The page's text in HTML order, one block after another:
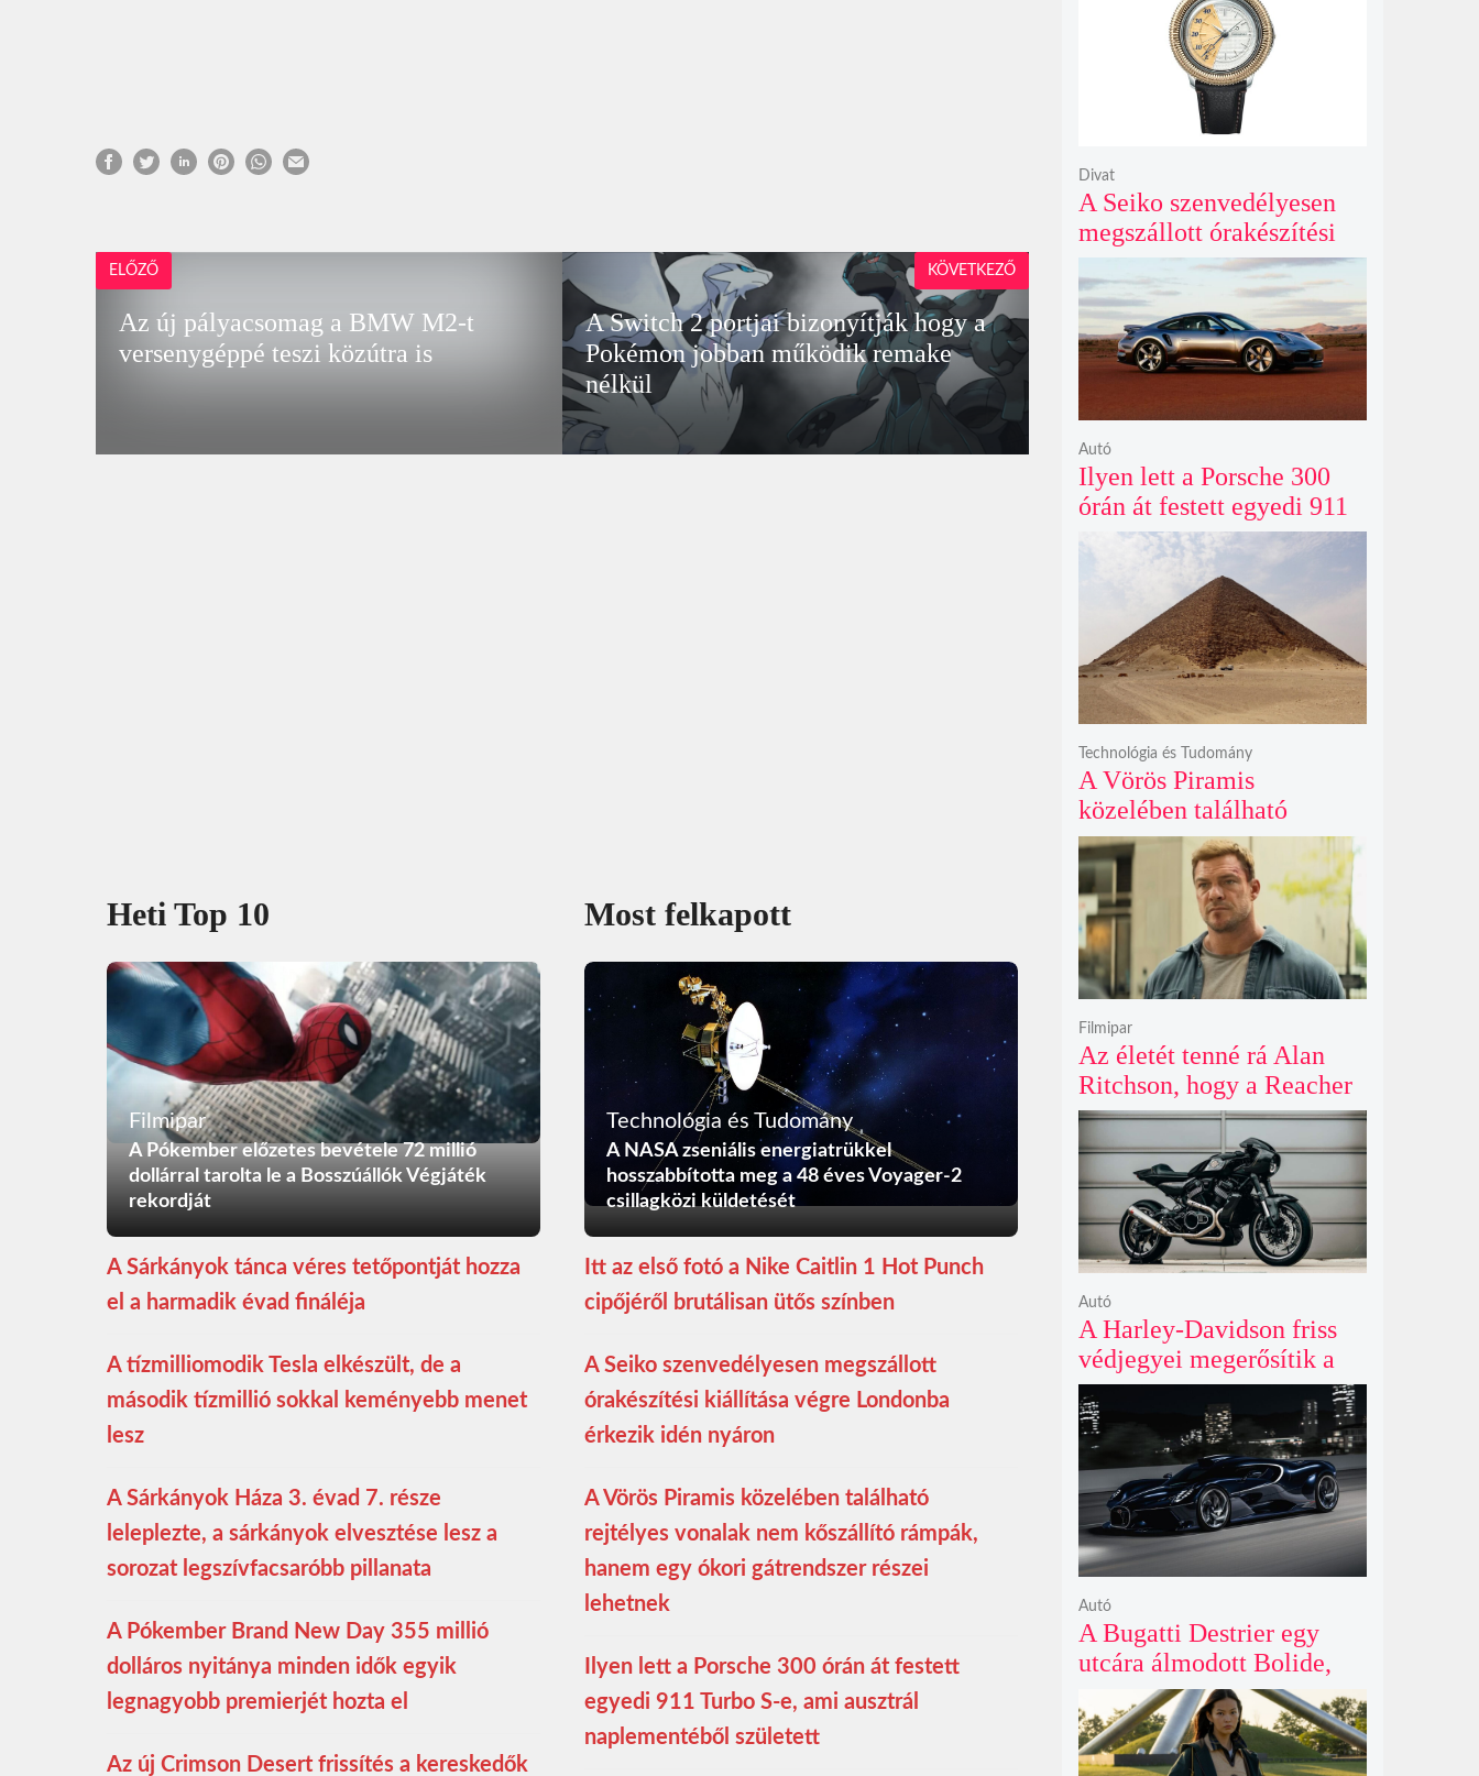
ELŐZŐ
Az új pályacsomag a BMW M2-t
versenygéppé teszi közútra is
A Switch 2 portjai bizonyítják hogy a
Pokémon jobban működik remake
nélkül
KÖVETKEZŐ
Heti Top 10
Filmipar
A Pókember előzetes bevétele 72 millió
dollárral tarolta le a Bosszúállók Végjáték
rekordját
A Sárkányok tánca véres tetőpontját hozza
el a harmadik évad fináléja
A tízmilliomodik Tesla elkészült, de a
második tízmillió sokkal keményebb menet
lesz
A Sárkányok Háza 3. évad 7. része
leleplezte, a sárkányok elvesztése lesz a
sorozat legszívfacsaróbb pillanata
A Pókember Brand New Day 355 millió
dolláros nyitánya minden idők egyik
legnagyobb premierjét hozta el
Az új Crimson Desert frissítés a kereskedők
Most felkapott
Technológia és Tudomány
A NASA zseniális energiatrükkel
hosszabbította meg a 48 éves Voyager-2
csillagközi küldetését
Itt az első fotó a Nike Caitlin 1 Hot Punch
cipőjéről brutálisan ütős színben
A Seiko szenvedélyesen megszállott
órakészítési kiállítása végre Londonba
érkezik idén nyáron
A Vörös Piramis közelében található
rejtélyes vonalak nem kőszállító rámpák,
hanem egy ókori gátrendszer részei
lehetnek
Ilyen lett a Porsche 300 órán át festett
egyedi 911 Turbo S-e, ami ausztrál
naplementéből született
küldetését
A Seiko szenvedélyesen
megszállott órakészítési
kiállítása végre Londonba
érkezik idén nyáron
Divat
Ilyen lett a Porsche 300
órán át festett egyedi 911
Turbo S-e, ami ausztrál
naplementéből született
Autó
A Vörös Piramis
közelében található
rejtélyes vonalak nem
kőszállító rámpák, hanem
egy ókori gátrendszer
részei lehetnek
Technológia és Tudomány
Az életét tenné rá Alan
Ritchson, hogy a Reacher
negyedik évada mindent
felülmúl
Filmipar
A Harley-Davidson friss
védjegyei megerősítik a
lenyűgöző café racer és
flat tracker szériagyártását
Autó
A Bugatti Destrier egy
utcára álmodott Bolide,
ami a pályaautók
brutalitását öltözteti
egyedi karosszériába
Autó